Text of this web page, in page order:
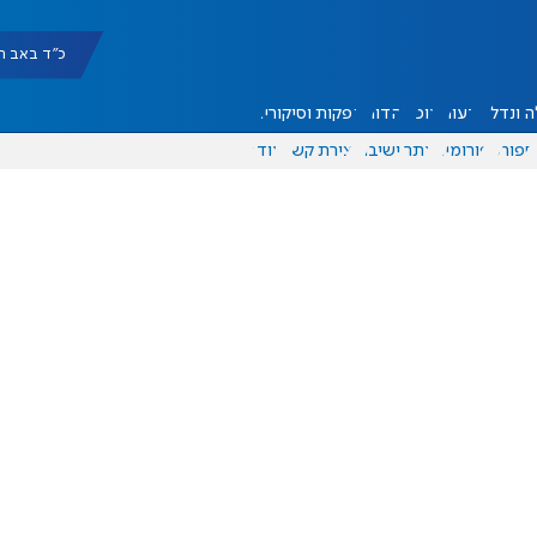
כ"ד באב תשפ"ו
ונדל"ן דעות אוכל יהדות הפקות וסיקורים
ספורט פורומים אתר ישיבה יצירת קשר עוד